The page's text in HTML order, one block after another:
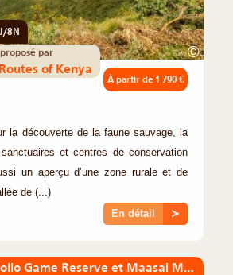
©
8N
par
of Kenya
À partir de 1 790 €
la découverte de la faune sauvage, la
et centres de conservation
un aperçu d’une zone rurale et de
de (...)
En détail ≻
Vallée du Rift, Solio Game Reserve et Maasai Mara